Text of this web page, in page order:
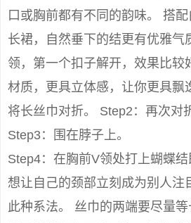
口或胸前都有不同的韵味。 搭
长裙，自然垂下的结更有优雅气
领，第一个扣子解开，效果比较
材质，更具立体感，让你更具飘
将长丝巾对折。 Step2：再次对
Step3：围在脖子上。
Step4：在胸前V领处打上蝴蝶
想让自己的颈部立刻成为别人注
此种系法。 丝巾的两端要尽量